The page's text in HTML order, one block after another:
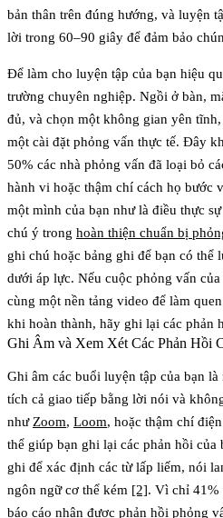
bản thân trên đúng hướng, và luyện
lời trong 60–90 giây để đảm bảo
Để làm cho luyện tập của bạn hiệu
trường chuyên nghiệp. Ngồi ở bàn,
đủ, và chọn một không gian yên
một cài đặt phỏng vấn thực tế. Đây
50% các nhà phỏng vấn đã loại bỏ
hành vi hoặc thậm chí cách họ bước
một mình của bạn như là điều thực
chú ý trong hoàn thiện chuẩn bị
ghi chú hoặc bảng ghi để bạn có thể
dưới áp lực. Nếu cuộc phỏng vấn
cùng một nền tảng video để làm
khi hoàn thành, hãy ghi lại các phản
Ghi Âm và Xem Xét Các Phản Hồi
Ghi âm các buổi luyện tập của bạn
tích cả giao tiếp bằng lời nói và
như Zoom, Loom, hoặc thậm chí
thể giúp bạn ghi lại các phản hồi của
ghi để xác định các từ lấp liếm, nói
ngôn ngữ cơ thể kém [2]. Vì chỉ 41%
báo cáo nhận được phản hồi phỏng